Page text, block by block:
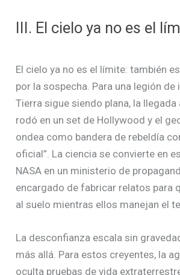
III. El cielo ya no es el
El cielo ya no es el límite: también
por la sospecha. Para una legión de
Tierra sigue siendo plana, la llegada
rodó en un set de Hollywood y el
ondea como bandera de rebeldía
oficial”. La ciencia se convierte en
NASA en un ministerio de
encargado de fabricar relatos para
al suelo mientras ellos manejan el
La desconfianza escala sin
más allá. Para estos creyentes, la
oculta pruebas de vida